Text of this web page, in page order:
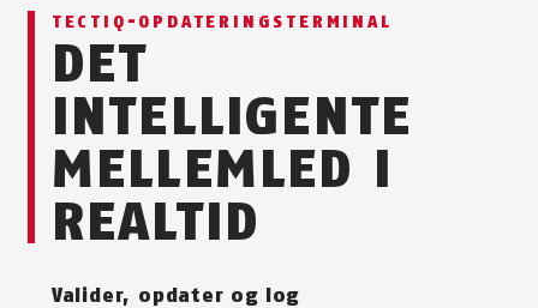
TECTIQ-OPDATERINGSTERMINAL
DET
INTELLIGENTE
MELLEMLED I
REALTID
Valider, opdater og log